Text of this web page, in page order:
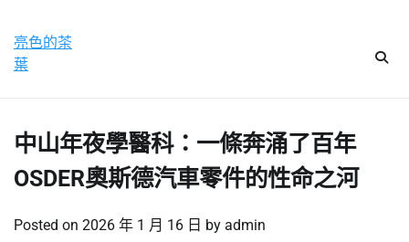
content
亮色的茶
葉
中山年夜學醫科：一條奔涌了百年
OSDER奧斯德汽車零件的性命之河
Posted on 2026 年 1 月 16 日 by admin